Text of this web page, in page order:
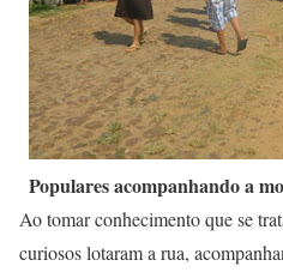
Populares acompanhando a
Ao tomar conhecimento que se
curiosos lotaram a rua,